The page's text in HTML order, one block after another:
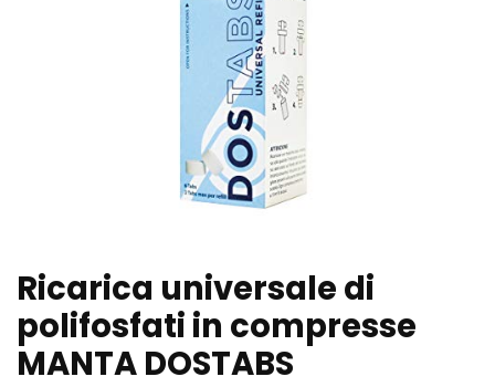
Ricarica universale di
polifosfati in compresse
MANTA DOSTABS